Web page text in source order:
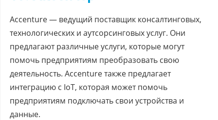
Accenture — ведущий поставщик консалтинговых,
технологических и аутсорсинговых услуг. Они
предлагают различные услуги, которые могут
помочь предприятиям преобразовать свою
деятельность. Accenture также предлагает
интеграцию с IoT, которая может помочь
предприятиям подключать свои устройства и
данные.